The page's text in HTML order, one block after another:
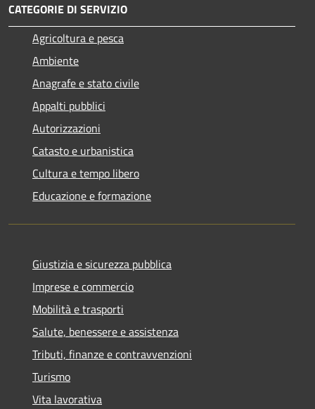
CATEGORIE DI SERVIZIO
Agricoltura e pesca
Ambiente
Anagrafe e stato civile
Appalti pubblici
Autorizzazioni
Catasto e urbanistica
Cultura e tempo libero
Educazione e formazione
Giustizia e sicurezza pubblica
Imprese e commercio
Mobilità e trasporti
Salute, benessere e assistenza
Tributi, finanze e contravvenzioni
Turismo
Vita lavorativa